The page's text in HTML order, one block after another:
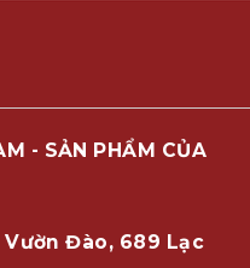
- SẢN PHẨM CỦA
Vườn Đào, 689 Lạc